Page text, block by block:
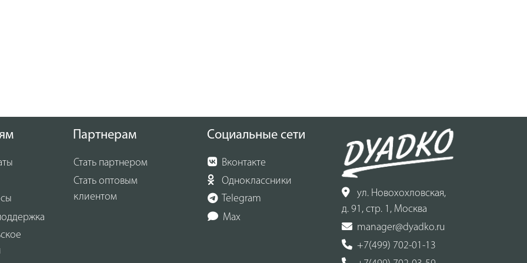
Партнерам
Стать партнером
Стать оптовым
клиентом
Социальные сети
Вконтакте
Одноклассники
Telegram
Max
ул. Новохохловская,
д. 91, стр. 1, Москва
manager@dyadko.ru
+7(499) 702-01-13